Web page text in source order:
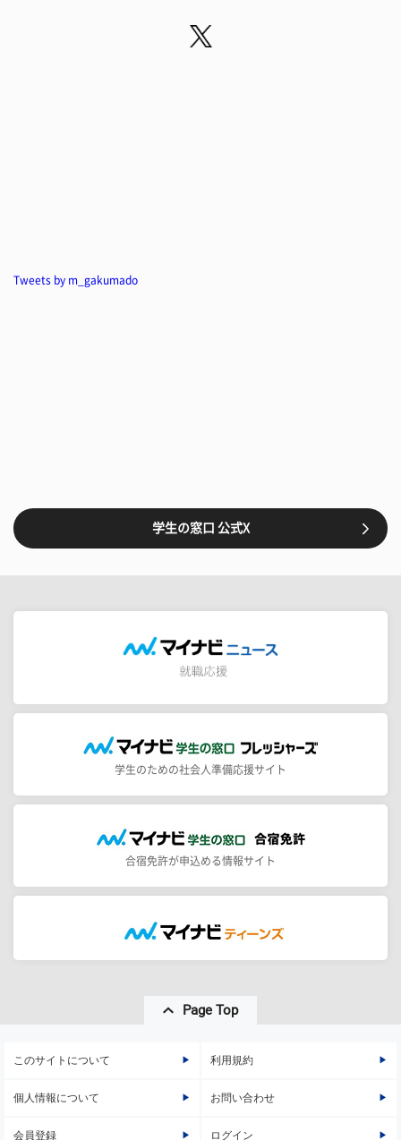
Tweets by m_gakumado
学生の窓口 公式X
学生のための社会人準備応援サイト
合宿免許が申込める情報サイト
Page Top
このサイトについて 利用規約
個人情報について お問い合わせ
会員登録 ログイン